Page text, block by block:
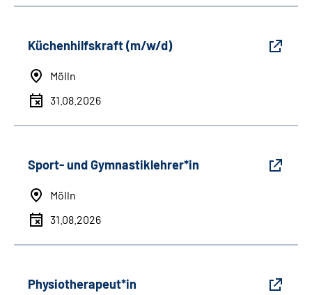
Küchenhilfskraft (m/w/d)
Mölln
31.08.2026
Sport- und Gymnastiklehrer*in
Mölln
31.08.2026
Physiotherapeut*in